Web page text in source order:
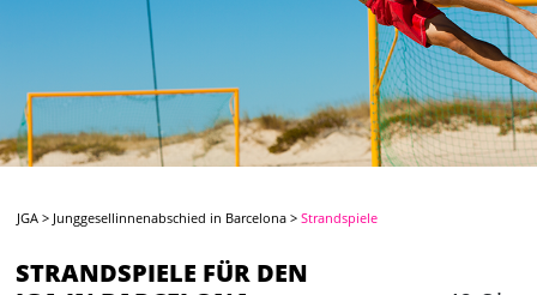
JGA > Junggesellinnenabschied in Barcelona >Strandspiele
STRANDSPIELE FÜR DEN